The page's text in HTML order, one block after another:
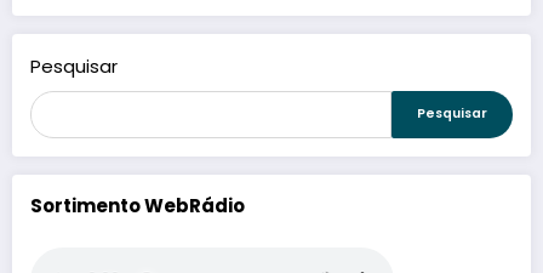
Pesquisar
Pesquisar
Sortimento WebRádio